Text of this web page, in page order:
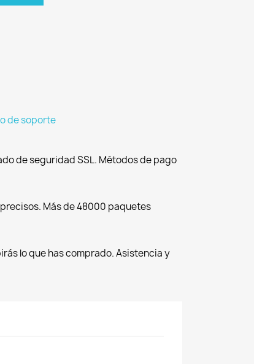
de soporte
de seguridad SSL. Métodos de pago
Más de 48000 paquetes
lo que has comprado. Asistencia y